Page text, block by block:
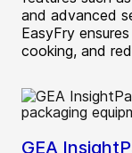
and advanced
EasyFry
cooking, and
GEA